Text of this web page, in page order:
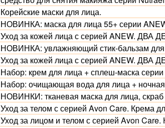
Корейские маски для лица.
НОВИНКА: маска для лица 55+ серии
Уход за кожей лица с серией ANEW. ДВА
НОВИНКА: увлажняющий стик-бальзам для
Уход за кожей лица с серией ANEW. ДВА
Набор: крем для лица + сплеш-маска
Набор: очищающая вода для лица +
НОВИНКИ: тканевая маска для лица,
Уход за телом с серией Avon Care. Крема
Уход за лицом и телом с серией Avon